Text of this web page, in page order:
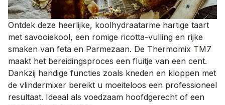
Ontdek deze heerlijke, koolhydraatarme hartige taart
met savooiekool, een romige ricotta-vulling en rijke
smaken van feta en Parmezaan. De Thermomix TM7
maakt het bereidingsproces een fluitje van een cent.
Dankzij handige functies zoals kneden en kloppen met
de vlindermixer bereikt u moeiteloos een professioneel
resultaat. Ideaal als voedzaam hoofdgerecht of een